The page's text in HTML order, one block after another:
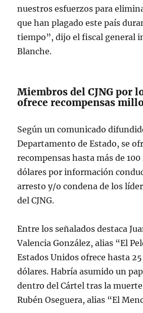
nuestros esfuerzos para
que han plagado este país
tiempo”, dijo el fiscal general
Blanche.
Miembros del CJNG por
ofrece recompensas
Según un comunicado
Departamento de Estado, se
recompensas hasta más de
dólares por información
arresto y/o condena de los
del CJNG.
Entre los señalados destaca
Valencia González, alias “El
Estados Unidos ofrece hasta
dólares. Habría asumido un
dentro del Cártel tras la
Rubén Oseguera, alias “El